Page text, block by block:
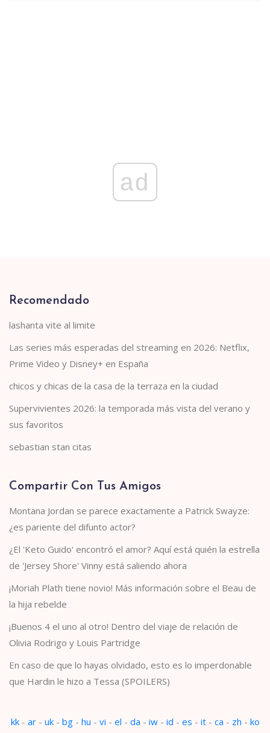
ad
Recomendado
lashanta vite al limite
Las series más esperadas del streaming en 2026: Netflix,
Prime Video y Disney+ en España
chicos y chicas de la casa de la terraza en la ciudad
Supervivientes 2026: la temporada más vista del verano y
sus favoritos
sebastian stan citas
Compartir Con Tus Amigos
Montana Jordan se parece exactamente a Patrick Swayze:
¿es pariente del difunto actor?
¿El 'Keto Guido' encontró el amor? Aquí está quién la estrella
de 'Jersey Shore' Vinny está saliendo ahora
¡Moriah Plath tiene novio! Más información sobre el Beau de
la hija rebelde
¡Buenos 4 el uno al otro! Dentro del viaje de relación de
Olivia Rodrigo y Louis Partridge
En caso de que lo hayas olvidado, esto es lo imperdonable
que Hardin le hizo a Tessa (SPOILERS)
kk- ar- uk- bg- hu - vi - el - da - iw- id - es - it- ca - zh - ko